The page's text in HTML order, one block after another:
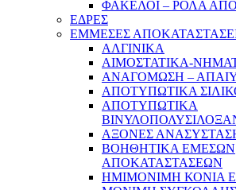
ΦΑΚΕΛΟΙ – ΡΟΛΑ
ΕΔΡΕΣ
ΕΜΜΕΣΕΣ
ΑΛΓΙΝΙΚΑ
ΑΙΜΟΣΤΑΤΙΚΑ-
ΑΝΑΓΟΜΩΣΗ –
ΑΠΟΤΥΠΩΤΙΚΑ
ΑΠΟΤΥΠΩΤΙΚΑ
ΑΞΟΝΕΣ
ΒΟΗΘΗΤΙΚΑ ΕΜΕΣΩΝ
ΑΠΟΚΑΤΑΣΤΑΣΕΩΝ
ΗΜΙΜΟΝΙΜΗ ΚΟΝΙΑ